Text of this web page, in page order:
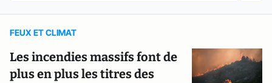
FEUX ET CLIMAT
Les incendies massifs font de
plus en plus les titres des